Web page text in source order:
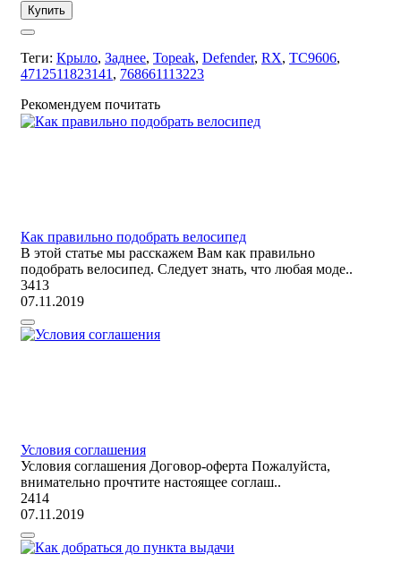
Купить
Теги: Крыло, Заднее, Topeak, Defender, RX, TC9606,
4712511823141 , 768661113223
Рекомендуем почитать
Как правильно подобрать велосипед
В этой статье мы расскажем Вам как правильно
подобрать велосипед. Следует знать, что любая моде..
3413
07.11.2019
Условия соглашения
Условия соглашения Договор-оферта Пожалуйста,
внимательно прочтите настоящее соглаш..
2414
07.11.2019